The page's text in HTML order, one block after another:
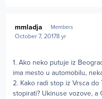
mmladja Members
October 7, 20178 yr
1. Ako neko putuje iz
ima mesto u automobilu,
2. Kako radi stop iz Vrsca do
stopirati? Ukinuse vozove, a